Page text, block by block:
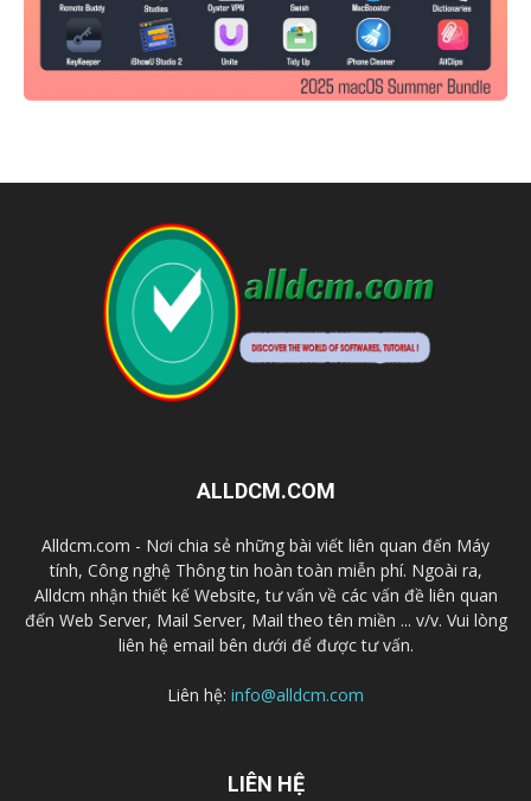
ALLDCM.COM
Alldcm.com - Nơi chia sẻ những bài viết liên quan đến Máy
tính, Công nghệ Thông tin hoàn toàn miễn phí. Ngoài ra,
Alldcm nhận thiết kế Website, tư vấn về các vấn đề liên quan
đến Web Server, Mail Server, Mail theo tên miền ... v/v. Vui lòng
liên hệ email bên dưới để được tư vấn.
Liên hệ: info@alldcm.com
LIÊN HỆ